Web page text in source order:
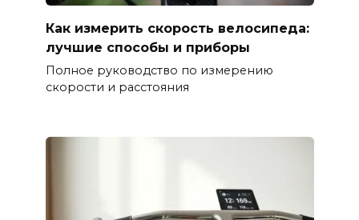
Как измерить скорость велосипеда:
лучшие способы и приборы
Полное руководство по измерению
скорости и расстояния